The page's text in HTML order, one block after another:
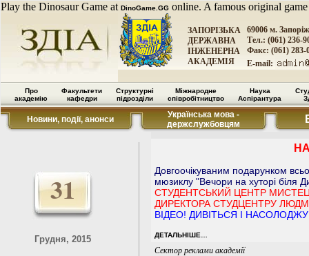
Play the Dinosaur Game at DinoGame.GG online. A famous original
ЗАПОРІЗЬКА
ДЕРЖАВНА
ІНЖЕНЕРНА
АКАДЕМІЯ
69006 м.
Тел.: (061) 236-
Факс: (061) 283-
E-mail:
Про
академію
Факультети
кафедри
Структурні
підрозділи
Міжнародне
співробітництво
Наука
Аспірантура
Новини, події, анонси
Українська мова -
держслужбовцям
31
Грудня, 2015
Довгоочікуваним подарунком
мюзиклу "Вечори на хуторі біля
СТУДЕНТСЬКИЙ ЦЕНТР
ДИРЕКТОРА СТУДЦЕНТРУ
ВІДЕО! ДИВІТЬСЯ І
ДЕТАЛЬНІШЕ…
Сектор реклами академії